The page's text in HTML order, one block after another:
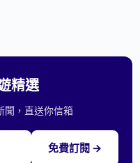
精選
聞，直送你信箱
免費訂閱 →